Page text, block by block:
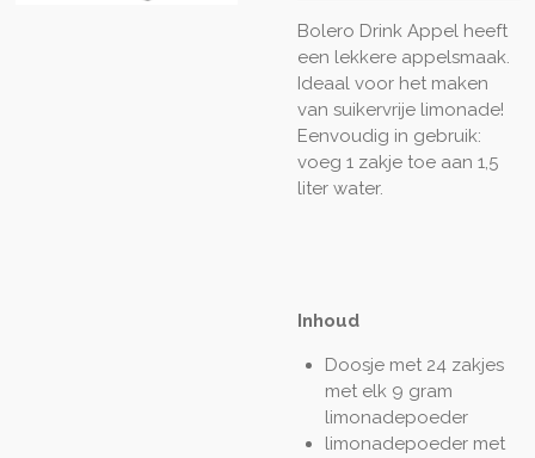
Bolero Drink Appel heeft
een lekkere appelsmaak.
Ideaal voor het maken
van suikervrije limonade!
Eenvoudig in gebruik:
voeg 1 zakje toe aan 1,5
liter water.
Inhoud
Doosje met 24 zakjes
met elk 9 gram
limonadepoeder
limonadepoeder met